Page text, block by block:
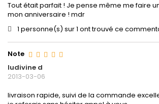
Tout était parfait ! Je pense même me faire
mon anniversaire ! mdr
1 personne(s) sur 1 ont trouvé ce
Note
ludivine d
2013-03-06
livraison rapide, suivi de la commande